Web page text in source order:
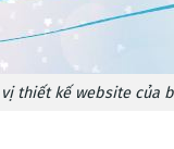
thiết kế website của